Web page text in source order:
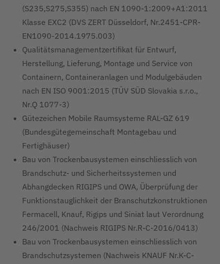
(S235,S275,S355) nach EN 1090-1:2009+A1:2011
Klasse EXC2 (DVS ZERT Düsseldorf, Nr.2451-CPR-
EN1090-2014.1975.003)
Qualitätsmanagementzertifikat für Entwurf,
Herstellung, Lieferung, Montage und Service von
Containern, Containeranlagen und Modulgebäuden
nach EN ISO 9001:2015 (TÜV SÜD Slovakia s.r.o.,
Nr.Q 1077-3)
Gütezeichen Mobile Raumsysteme RAL-GZ 619
(Bundesgütegemeinschaft Montagebau und
Fertighäuser)
Bau von Trockenbausystemen einschliesslich von
Brandschutz- und Sicherheitssystemen und
Abhangdecken RIGIPS und OWA, Überprüfung der
Funktionstauglichkeit der Branschutzkonstruktionen
Fermacell, Knauf, Rigips und Siniat laut Verordnung
246/2001 (Nachweis RIGIPS Nr.R-C-2016/0413)
Bau von Trockenbausystemen einschliesslich von
Brandschutzsystemen (Nachweis KNAUF Nr.K-C-